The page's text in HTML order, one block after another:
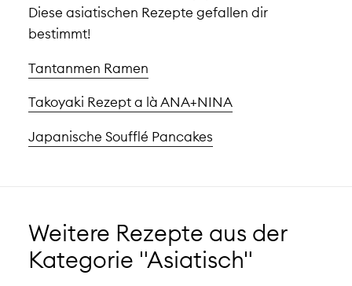
Diese asiatischen Rezepte gefallen dir
bestimmt!
Tantanmen Ramen
Takoyaki Rezept a là ANA+NINA
Japanische Soufflé Pancakes
Weitere Rezepte aus der
Kategorie "Asiatisch"